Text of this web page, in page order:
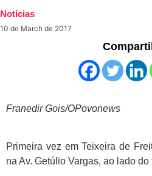
Notícias
10 de March de 2017
Franedir Gois/OPovonews
Primeira vez em Teixeira de
na Av. Getúlio Vargas, ao lado